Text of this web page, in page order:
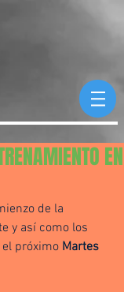
EN
de la
y así como los
próximo Martes